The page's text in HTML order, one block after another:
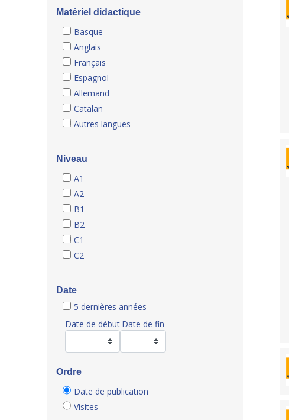
Matériel didactique
Basque
Anglais
Français
Espagnol
Allemand
Catalan
Autres langues
Niveau
A1
A2
B1
B2
C1
C2
Date
5 dernières années
Date de début Date de fin
Ordre
Date de publication
Visites